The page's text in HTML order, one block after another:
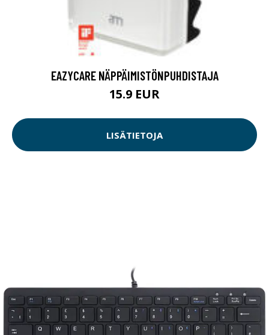
EAZYCARE NÄPPÄIMISTÖNPUHDISTAJA
15.9 EUR
LISÄTIETOJA